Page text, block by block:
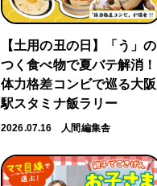
【土用の丑の日】「う」の
つく食べ物で夏バテ解消！
体力格差コンビで巡る大阪
駅スタミナ飯ラリー
2026.07.16 人間編集舎